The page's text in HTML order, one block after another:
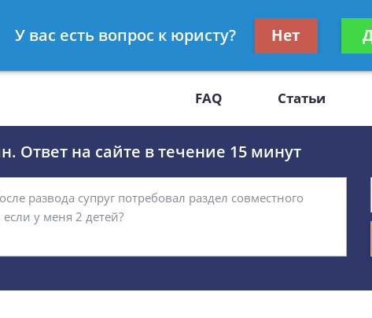
27-47
Получите
FAQ Статьи
Ответ на сайте в течение 15 минут
У вас есть вопрос к юристу? Нет